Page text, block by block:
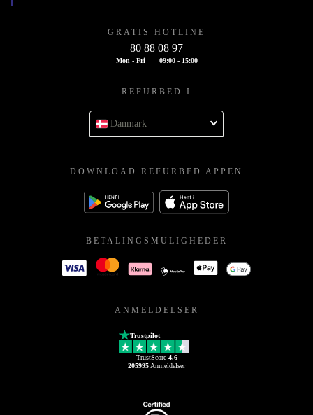
GRATIS HOTLINE
80 88 08 97
Mon - Fri 09:00 - 15:00
REFURBED I
Danmark
DOWNLOAD REFURBED APPEN
BETALINGSMULIGHEDER
ANMELDELSER
Trustpilot
TrustScore 4.6
205995 Anmeldelser